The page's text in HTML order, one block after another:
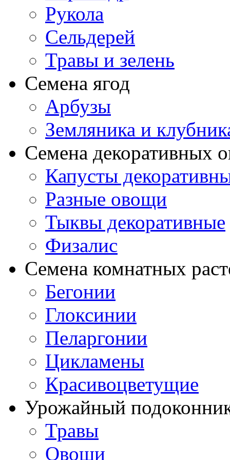
Рукола
Сельдерей
Травы и зелень
Семена ягод
Арбузы
Земляника и
Семена декоративных
Капусты
Разные овощи
Тыквы декоративные
Физалис
Семена комнатных
Бегонии
Глоксинии
Пеларгонии
Цикламены
Красивоцветущие
Урожайный
Травы
Овощи